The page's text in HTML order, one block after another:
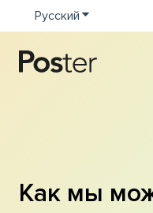
Русский Показать
Как мы